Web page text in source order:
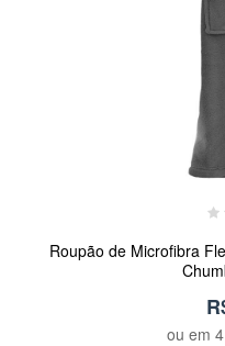
Roupão de Microfibra
ou em 4